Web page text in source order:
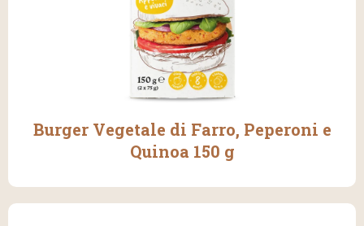
Burger Vegetale di Farro, Peperoni e
Quinoa 150 g